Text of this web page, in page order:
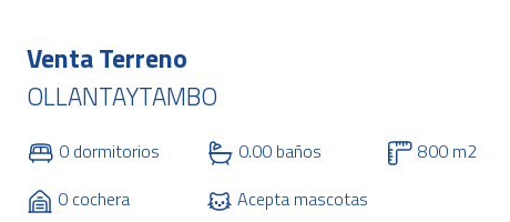
Venta Terreno
OLLANTAYTAMBO
0 dormitorios 0.00 baños
800 m2
0 cochera
Acepta mascotas